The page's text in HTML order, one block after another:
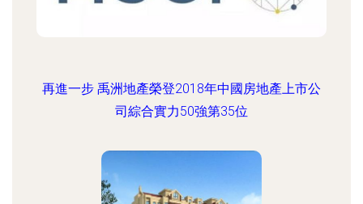
再進一步 禹洲地產榮登2018年中國房地產上市公
司綜合實力50強第35位